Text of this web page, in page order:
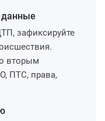
зафиксируйте
вторым
ПТС, права,